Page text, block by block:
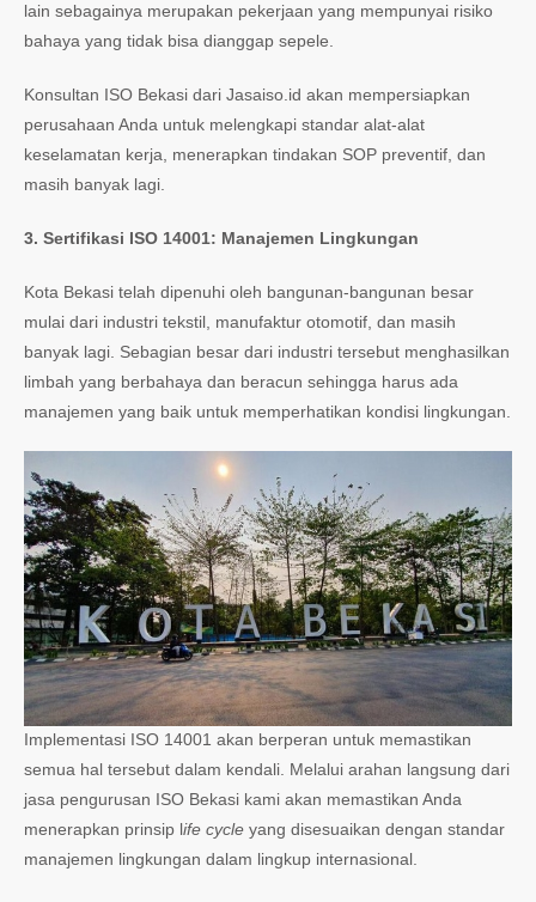
lain sebagainya merupakan pekerjaan yang mempunyai risiko
bahaya yang tidak bisa dianggap sepele.
Konsultan ISO Bekasi dari Jasaiso.id akan mempersiapkan
perusahaan Anda untuk melengkapi standar alat-alat
keselamatan kerja, menerapkan tindakan SOP preventif, dan
masih banyak lagi.
3. Sertifikasi ISO 14001: Manajemen Lingkungan
Kota Bekasi telah dipenuhi oleh bangunan-bangunan besar
mulai dari industri tekstil, manufaktur otomotif, dan masih
banyak lagi. Sebagian besar dari industri tersebut menghasilkan
limbah yang berbahaya dan beracun sehingga harus ada
manajemen yang baik untuk memperhatikan kondisi lingkungan.
Implementasi ISO 14001 akan berperan untuk memastikan
semua hal tersebut dalam kendali. Melalui arahan langsung dari
jasa pengurusan ISO Bekasi kami akan memastikan Anda
menerapkan prinsip life cycle yang disesuaikan dengan standar
manajemen lingkungan dalam lingkup internasional.